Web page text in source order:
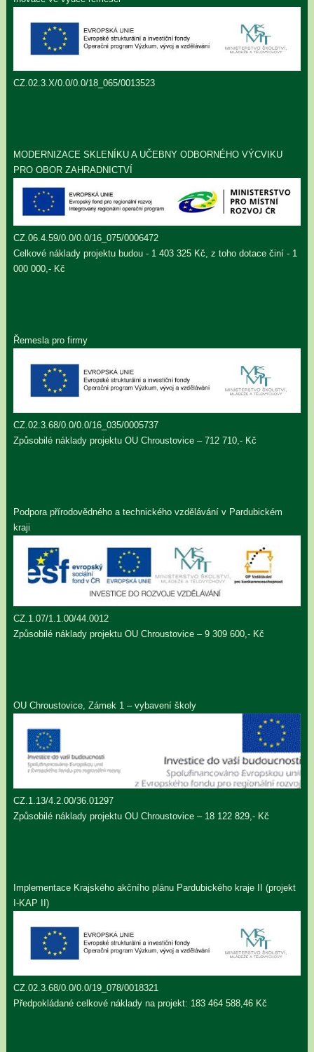
CZ.02.3.X/0.0/0.0/18_065/0013523
MODERNIZACE SKLENÍKU A UČEBNY ODBORNÉHO VÝCVIKU
PRO OBOR ZAHRADNICTVÍ
CZ.06.4.59/0.0/0.0/16_075/0006472
Celkové náklady projektu budou - 1 403 325 Kč, z toho dotace činí - 1
000 000,- Kč
Řemesla pro firmy
CZ.02.3.68/0.0/0.0/16_035/0005737
Způsobilé náklady projektu OU Chroustovice – 712 710,- Kč
Podpora přírodovědného a technického vzdělávání v Pardubickém
kraji
CZ.1.07/1.1.00/44.0012
Způsobilé náklady projektu OU Chroustovice – 9 309 600,- Kč
OU Chroustovice, Zámek 1 – vybavení školy
CZ.1.13/4.2.00/36.01297
Způsobilé náklady projektu OU Chroustovice – 18 122 829,- Kč
Implementace Krajského akčního plánu Pardubického kraje II (projekt
I-KAP II)
CZ.02.3.68/0.0/0.0/19_078/0018321
Předpokládané celkové náklady na projekt: 183 464 588,46 Kč